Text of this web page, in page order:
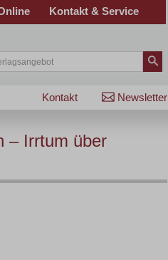
Kontakt & Service
Newsletter
Kontakt
– Irrtum über